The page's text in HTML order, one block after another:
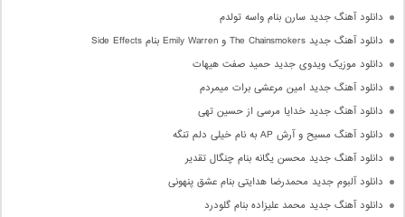
دانلود آهنگ جدید سارن بنام واسه تولدم
دانلود آهنگ جدید The Chainsmokers و Emily Warren بنام Side Effects
دانلود موزیک ویدوی جدید حمید صفت هیهات
دانلود آهنگ جدید امین مرعشی برات میمردم
دانلود آهنگ جدید خدایا مرسی از حسین تهی
دانلود آهنگ مسیح و آرش AP به نام خیلی دلم تنگه
دانلود آهنگ جدید محسن یگانه بنام چنگال تقدیر
دانلود آلبوم جدید محمدرضا هدایتی بنام عشق پنهونی
دانلود آهنگ جدید محمد علیزاده بنام گلودرد